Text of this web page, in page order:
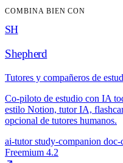
COMBINA BIEN CON
SH
Shepherd
Tutores y compañeros de
Co-piloto de estudio con IA
estilo Notion, tutor IA,
opcional de tutores humanos.
ai-tutorstudy-companion doc-
Freemium 4.2